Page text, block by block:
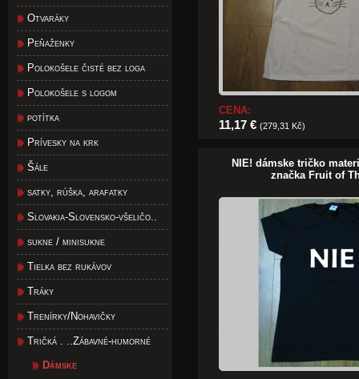
Otvaráky
Peňaženky
Polokošele čisté bez loga
Polokošele s logom
potítka
Prívesky na krk
Šále
satky, rúška, arafatky
Slovakia-Slovensko-všeličo..
sukne / minisukne
Tielka bez rukávov
Tráky
Trenírky/Nohavičky
Tričká . ..Zábavné-humorné
Dámske
CENA:
11,17 € (279,31 Kč)
NIE! dámske tričko
značka Fruit of